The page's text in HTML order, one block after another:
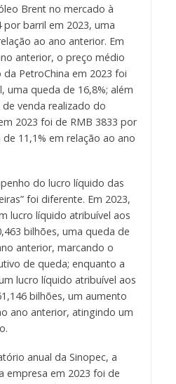
Brent no mercado à
por barril em 2023, uma
ao ano anterior. Em
anterior, o preço médio
PetroChina em 2023 foi
uma queda de 16,8%; além
venda realizado do
2023 foi de RMB 3833 por
11,1% em relação ao ano
do lucro líquido das
foi diferente. Em 2023,
lucro líquido atribuível aos
bilhões, uma queda de
anterior, marcando o
de queda; enquanto a
lucro líquido atribuível aos
bilhões, um aumento
ano anterior, atingindo um
anual da Sinopec, a
empresa em 2023 foi de